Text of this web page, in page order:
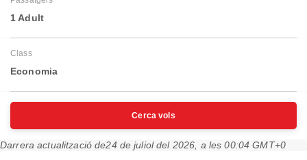
1 Adult
Class
Economia
Cerca vols
Darrera actualització de24 de juliol del 2026, a les 00:04 GMT+0